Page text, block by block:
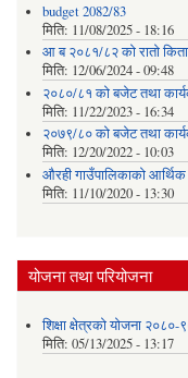
budget 2082/83
मिति: 11/08/2025 - 18:16
आ ब २०८१/८२ काे राताे
मिति: 12/06/2024 - 09:48
२०८०/८१ को बजेट तथा
मिति: 11/22/2023 - 16:34
२०७९/८० को बजेट तथा
मिति: 12/20/2022 - 10:03
औरही गाउँपालिकाको
मिति: 11/10/2020 - 13:30
योजना तथा परियोजना
शिक्षा क्षेत्रको योजना २०८०-
मिति: 05/13/2025 - 13:17